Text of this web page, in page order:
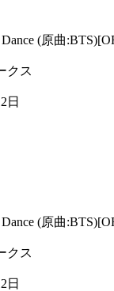
Dance (原曲
クス
日
Dance (原曲
クス
日